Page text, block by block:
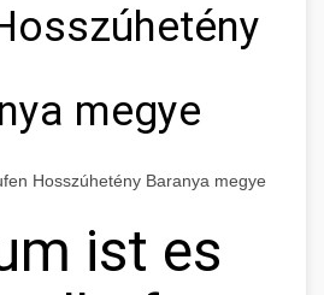
megye
Hosszúhetény Baranya megye
ist es